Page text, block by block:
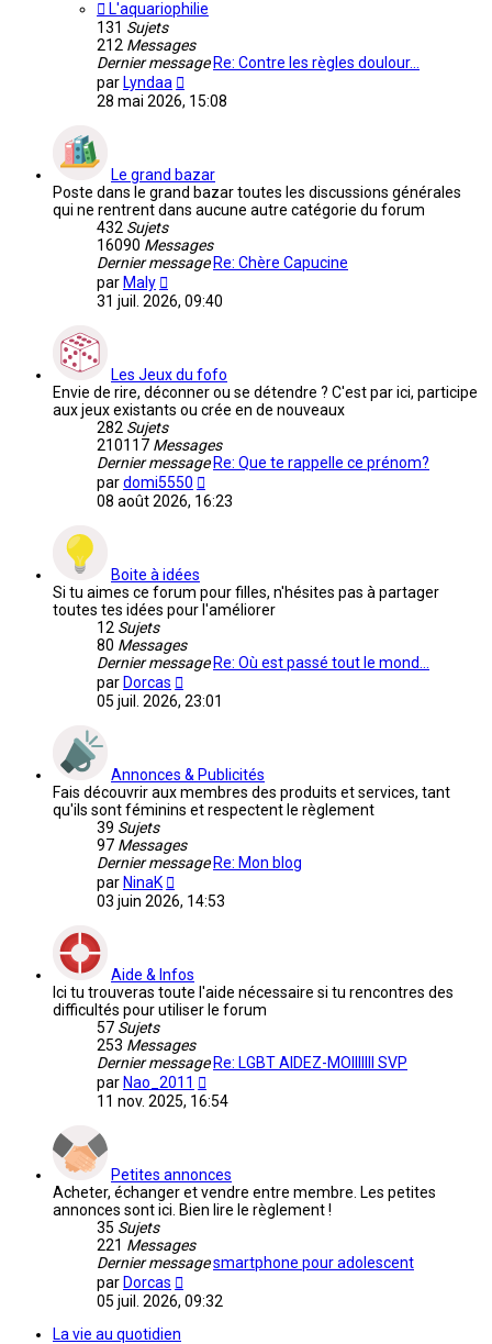
L'aquariophilie
131 Sujets
212 Messages
Dernier message Re: Contre les règles doulour…
par Lyndaa
le
dernier
28 mai 2026, 15:08
Le grand bazar
Poste dans le grand bazar toutes les discussions générales
qui ne rentrent dans aucune autre catégorie du forum
432 Sujets
16090 Messages
Dernier message Re: Chère Capucine
par Maly
le
dernier
31 juil. 2026, 09:40
Les Jeux du fofo
Envie de rire, déconner ou se détendre ? C'est par ici, participe
aux jeux existants ou crée en de nouveaux
282 Sujets
210117 Messages
Dernier message Re: Que te rappelle ce prénom?
pardomi5550
le
08 août 2026, 16:23
Boite à idées
Si tu aimes ce forum pour filles, n'hésites pas à partager
toutes tes idées pour l'améliorer
12 Sujets
80 Messages
Dernier message Re: Où est passé tout le mond…
par Dorcas
le
05 juil. 2026, 23:01
Annonces & Publicités
Fais découvrir aux membres des produits et services, tant
qu'ils sont féminins et respectent le règlement
39 Sujets
97 Messages
Dernier message Re: Mon blog
par NinaK
le
dernier
03 juin 2026, 14:53
Aide & Infos
Ici tu trouveras toute l'aide nécessaire si tu rencontres des
difficultés pour utiliser le forum
57 Sujets
253 Messages
Dernier message Re: LGBT AIDEZ-MOIIIIIII SVP
par Nao_2011
le
11 nov. 2025, 16:54
Petites annonces
Acheter, échanger et vendre entre membre. Les petites
annonces sont ici. Bien lire le règlement !
35 Sujets
221 Messages
Dernier messagesmartphone pour adolescent
par Dorcas
le
05 juil. 2026, 09:32
La vie au quotidien